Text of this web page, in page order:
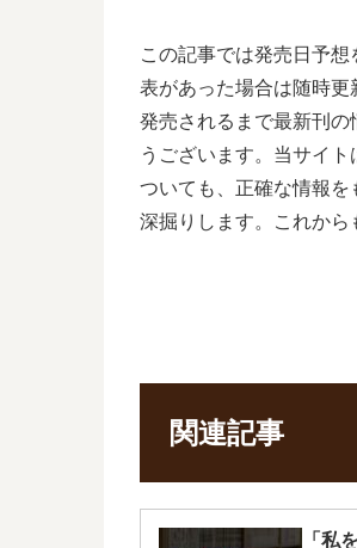
この記事では発売日予
表があった場合は随時
発売されるまで最新刊
うございます。当サイ
ついても、正確な情報
深掘りします。これから
関連記事
「私